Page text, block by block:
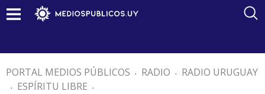
PORTAL MEDIOS PÚBLICOS . RADIO . RADIO URUGUAY
. ESPÍRITU LIBRE .